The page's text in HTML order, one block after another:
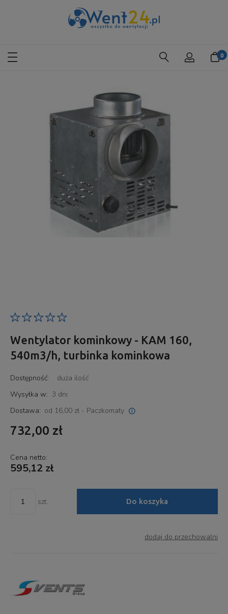
Wentylator kominkowy - KAM 160,
540m3/h, turbinka kominkowa
Dostępność:
duża ilość
Wysyłka w: 3 dni
Dostawa: od 16,00 zł - Paczkomaty
Cena nie zawiera ewentualnych kosztów płatności
732,00 zł
Cena netto:
595,12 zł
szt. Do koszyka
dodaj do przechowalni